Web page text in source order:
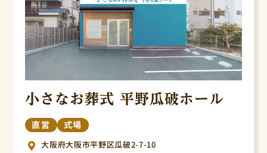
小さなお葬式 平野瓜破ホール
直営 式場
大阪府大阪市平野区瓜破2-7-10